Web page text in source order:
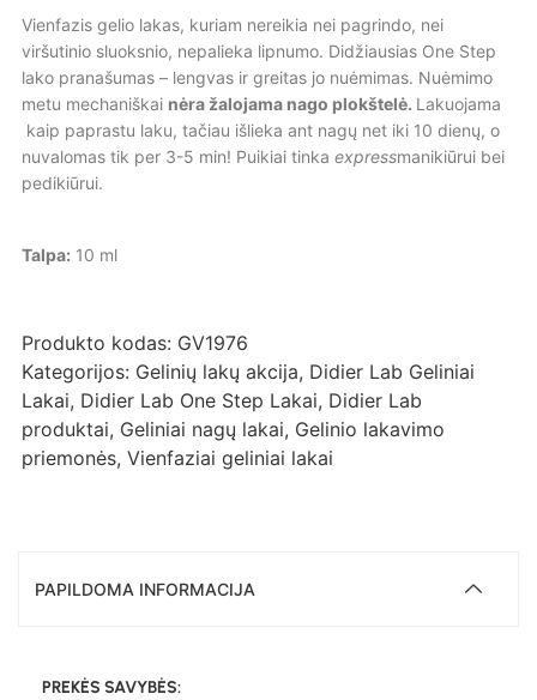
Vienfazis gelio lakas, kuriam nereikia nei pagrindo, nei
viršutinio sluoksnio, nepalieka lipnumo. Didžiausias One Step
lako pranašumas – lengvas ir greitas jo nuėmimas. Nuėmimo
metu mechaniškai nėra žalojama nago plokštelė. Lakuojama
kaip paprastu laku, tačiau išlieka ant nagų net iki 10 dienų, o
nuvalomas tik per 3-5 min! Puikiai tinka expressmanikiūrui bei
pedikiūrui.
Talpa: 10 ml
Produkto kodas: GV1976
Kategorijos: Gelinių lakų akcija, Didier Lab Geliniai
Lakai, Didier Lab One Step Lakai, Didier Lab
produktai, Geliniai nagų lakai, Gelinio lakavimo
priemonės, Vienfaziai geliniai lakai
PAPILDOMA INFORMACIJA
PREKĖS SAVYBĖS: